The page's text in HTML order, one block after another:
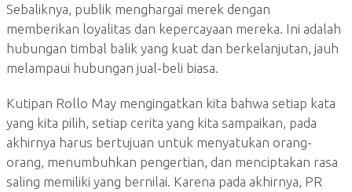
Sebaliknya, publik menghargai merek dengan
memberikan loyalitas dan kepercayaan mereka. Ini adalah
hubungan timbal balik yang kuat dan berkelanjutan, jauh
melampaui hubungan jual-beli biasa.
Kutipan Rollo May mengingatkan kita bahwa setiap kata
yang kita pilih, setiap cerita yang kita sampaikan, pada
akhirnya harus bertujuan untuk menyatukan orang-
orang, menumbuhkan pengertian, dan menciptakan rasa
saling memiliki yang bernilai. Karena pada akhirnya, PR